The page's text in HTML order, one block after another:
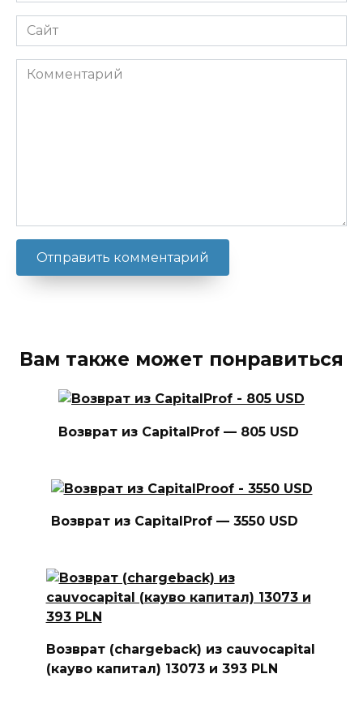
Сайт
Комментарий
Вам также может понравиться
Возврат из CapitalProf — 805 USD
Возврат из CapitalProf — 3550 USD
Возврат (chargeback) из cauvocapital
(кауво капитал) 13073 и 393 PLN